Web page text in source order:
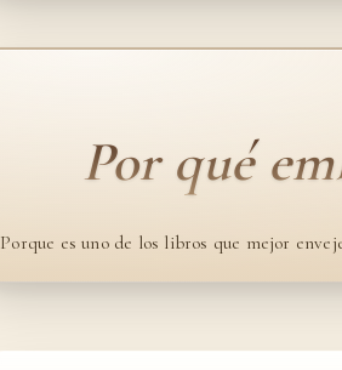
Por qué
Porque es uno de los libros que mejor